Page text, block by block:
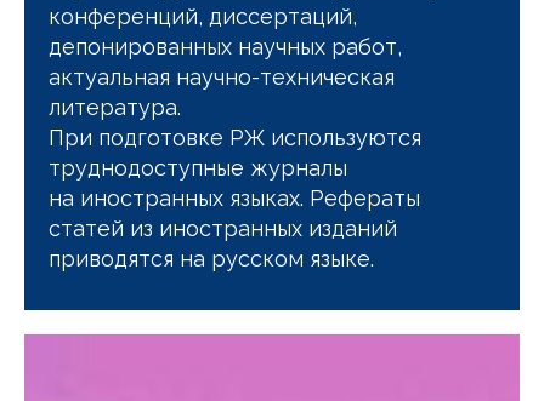
конференций, диссертаций,
депонированных научных работ,
актуальная научно-техническая
литература.
При подготовке РЖ используются
труднодоступные журналы
на иностранных языках. Рефераты
статей из иностранных изданий
приводятся на русском языке.